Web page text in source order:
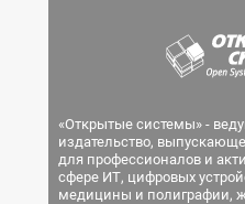
«Открытые системы» -
издательство,
для профессионалов и
сфере ИТ, цифровых
медицины и полиграфии,